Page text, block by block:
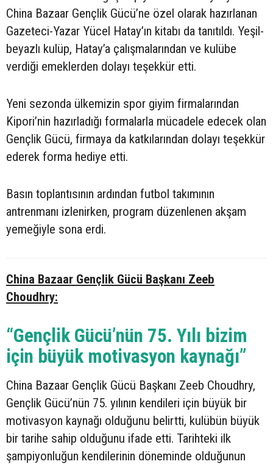
China Bazaar Gençlik Gücü’ne özel olarak hazırlanan
Gazeteci-Yazar Yücel Hatay’ın kitabı da tanıtıldı. Yeşil-
beyazlı kulüp, Hatay’a çalışmalarından ve kulübe
verdiği emeklerden dolayı teşekkür etti.
Yeni sezonda ülkemizin spor giyim firmalarından
Kipori’nin hazırladığı formalarla mücadele edecek olan
Gençlik Gücü, firmaya da katkılarından dolayı teşekkür
ederek forma hediye etti.
Basın toplantısının ardından futbol takımının
antrenmanı izlenirken, program düzenlenen akşam
yemeğiyle sona erdi.
China Bazaar Gençlik Gücü Başkanı Zeeb
Choudhry:
“Gençlik Gücü’nün 75. Yılı bizim
için büyük motivasyon kaynağı”
China Bazaar Gençlik Gücü Başkanı Zeeb Choudhry,
Gençlik Gücü’nün 75. yılının kendileri için büyük bir
motivasyon kaynağı olduğunu belirtti, kulübün büyük
bir tarihe sahip olduğunu ifade etti. Tarihteki ilk
şampiyonluğun kendilerinin döneminde olduğunun